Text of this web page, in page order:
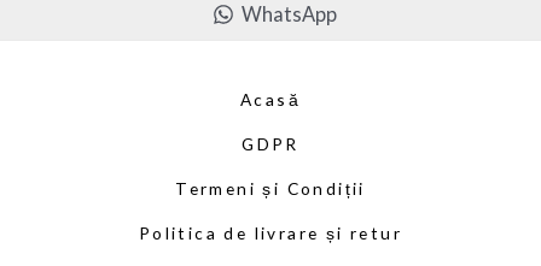
WhatsApp
Acasă
GDPR
Termeni și Condiții
Politica de livrare și retur